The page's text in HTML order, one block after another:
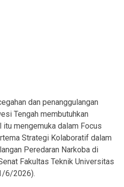
dan penanggulangan
Tengah membutuhkan
mengemuka dalam Focus
Strategi Kolaboratif dalam
Peredaran Narkoba di
Fakultas Teknik Universitas
6/2026).